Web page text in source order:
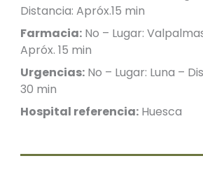
Distancia: Apróx.15 min
Farmacia: No – Lugar:
Apróx. 15 min
Urgencias: No – Lugar: Luna –
30 min
Hospital referencia: Huesca